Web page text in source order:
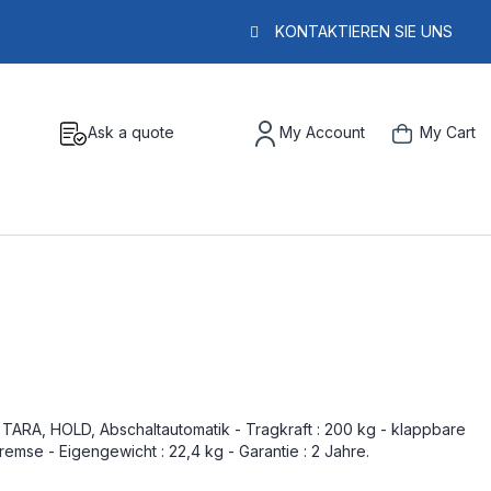
KONTAKTIEREN SIE UNS
Ask a quote My Account My Cart
HOLD, Abschaltautomatik - Tragkraft : 200 kg - klappbare
- Eigengewicht : 22,4 kg - Garantie : 2 Jahre.